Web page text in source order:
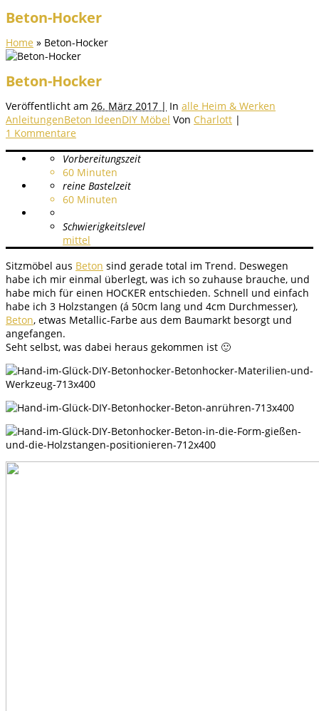
Beton-Hocker
Home » Beton-Hocker
Beton-Hocker
Veröffentlicht am 26. März 2017 | In alle Heim & Werken
AnleitungenBeton IdeenDIY Möbel Von Charlott |
1 Kommentare
Vorbereitungszeit
60 Minuten
reine Bastelzeit
60 Minuten
Schwierigkeitslevel
mittel
Sitzmöbel aus Beton sind gerade total im Trend. Deswegen
habe ich mir einmal überlegt, was ich so zuhause brauche, und
habe mich für einen HOCKER entschieden. Schnell und einfach
habe ich 3 Holzstangen (á 50cm lang und 4cm Durchmesser),
Beton, etwas Metallic-Farbe aus dem Baumarkt besorgt und
angefangen.
Seht selbst, was dabei heraus gekommen ist 🙂